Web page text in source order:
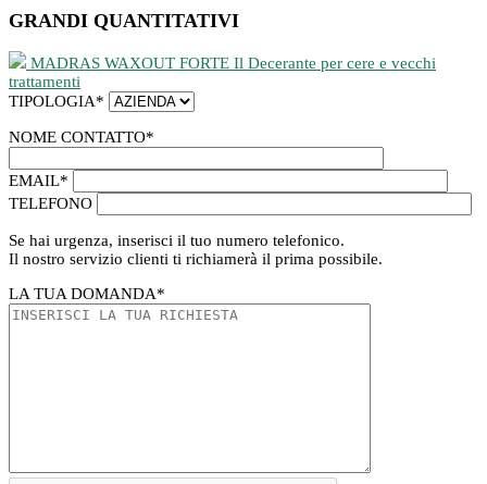
GRANDI QUANTITATIVI
MADRAS WAXOUT FORTE Il Decerante per cere e vecchi
trattamenti
TIPOLOGIA*
NOME CONTATTO*
EMAIL*
TELEFONO
Se hai urgenza, inserisci il tuo numero telefonico.
Il nostro servizio clienti ti richiamerà il prima possibile.
LA TUA DOMANDA*